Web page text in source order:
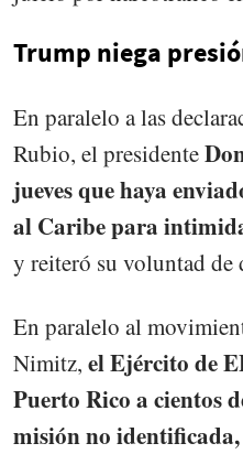
Trump niega
En paralelo a las
Rubio, el presidente
jueves que haya
al Caribe para
y reiteró su voluntad de
En paralelo al
Nimitz, el Ejército de
Puerto Rico a cientos
misión no